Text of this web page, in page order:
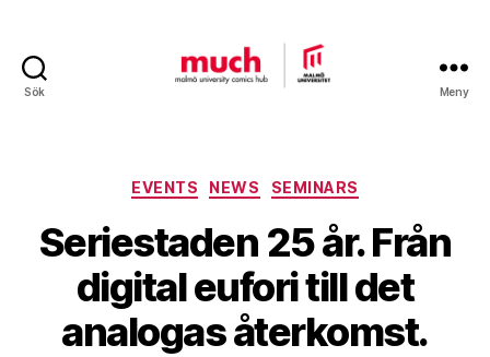
Sök
Hub
Meny
Kategorier
EVENTS NEWS SEMINARS
Seriestaden 25 år. Från
digital eufori till det
analogas återkomst.